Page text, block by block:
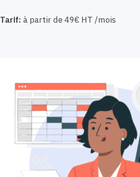
Tarif: à partir de 49€ HT /mois